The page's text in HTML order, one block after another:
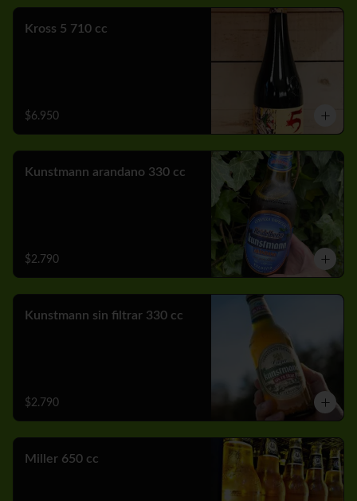
Kross 5 710 cc
$6.950
Kunstmann arandano 330 cc
$2.790
Kunstmann sin filtrar 330 cc
$2.790
Miller 650 cc